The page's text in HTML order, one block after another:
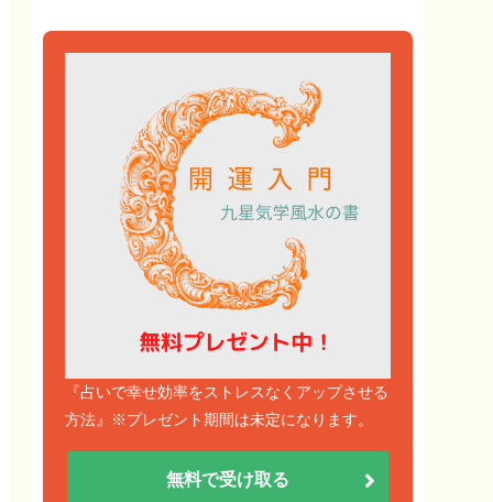
『占いで幸せ効率をストレスなくアップさせる
方法』※プレゼント期間は未定になります。
無料で受け取る